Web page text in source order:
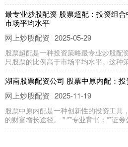
最专业炒股配资 股票超配：投资组
市场平均水平
网上炒股配资 2025-05-29
股票超配是一种投资策略最专业炒股配
只股票的比例高于市场平均水平。这种
湖南股票配资公司 股票中原内配：
网上炒股配资 2025-11-19
股票中原内配是一种创新性的投资工具
的财富增长途径。 * **专业背书：**证